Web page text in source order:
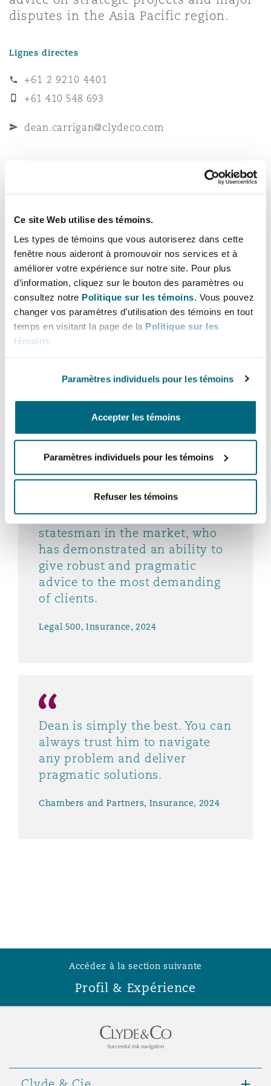
Ce site Web utilise des témoins.
Les types de témoins que vous autoriserez dans cette
fenêtre nous aideront à promouvoir nos services et à
améliorer votre expérience sur notre site. Pour plus
d’information, cliquez sur le bouton des paramètres ou
consultez notre Politique sur les témoins. Vous pouvez
changer vos paramètres d’utilisation des témoins en tout
temps en visitant la page de la Politique sur les
témoins
Paramètres individuels pour les témoins
Accepter les témoins
Paramètres individuels pour les témoins
Refuser les témoins
Entretien, réparation et
Droit réglementaire
Satellites et espace
Responsabilité du fabricant
Réassurance
Assurance spécialisée
Francisco
(D. C.)
The St Botolph Building
2 New Bailey
disputes in the Asia Pacific region.
Lignes directes
+61 2 9210 4401
+61 410 548 693
dean.carrigan@clydeco.com
+61 2 9210 4599
Régions couvertes
Dean Carrigan is rightly
recognised as the leading elder
statesman in the market, who
has demonstrated an ability to
give robust and pragmatic
advice to the most demanding
of clients.
Legal 500, Insurance, 2024
Dean is simply the best. You can
always trust him to navigate
any problem and deliver
pragmatic solutions.
Chambers and Partners, Insurance, 2024
Accédez à la section suivante
Profil & Expérience